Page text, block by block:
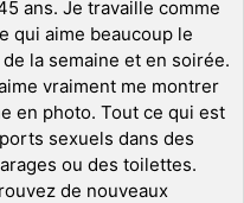
ans. Je travaille comme
qui aime beaucoup le
la semaine et en soirée.
vraiment me montrer
en photo. Tout ce qui est
sexuels dans des
ou des toilettes.
de nouveaux